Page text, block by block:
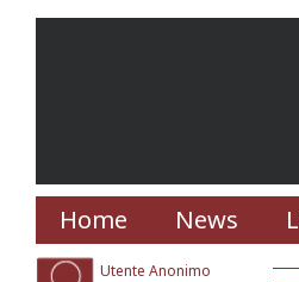
Home News
Utente Anonimo